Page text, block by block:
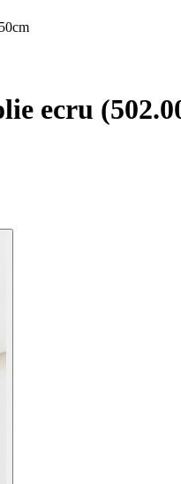
ecru